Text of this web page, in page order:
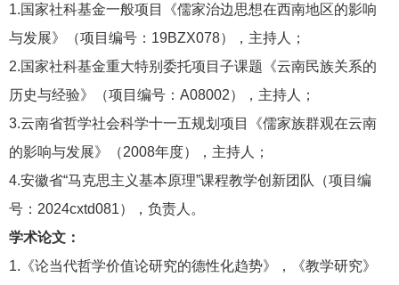
1.国家社科基金一般项目《儒家治边思想在西南地区的影响
与发展》（项目编号： 19BZX078），主持人；
2.国家社科基金重大特别委托项目子课题《云南民族关系的
历史与经验》（项目编号： A08002），主持人；
3.云南省哲学社会科学十一五规划项目《儒家族群观在云南
的影响与发展》（2008年度），主持人；
4.安徽省“马克思主义基本原理”课程教学创新团队（项目编
号：2024cxtd081），负责人。
学术论文：
1. 《论当代哲学价值论研究的德性化趋势》，《教学研究》